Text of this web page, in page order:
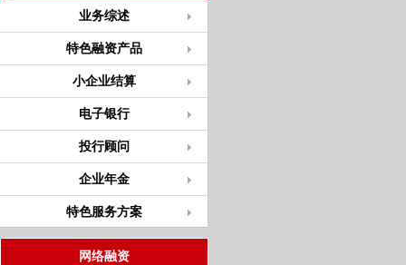
业务综述
特色融资产品
小企业结算
电子银行
投行顾问
企业年金
特色服务方案
网络融资